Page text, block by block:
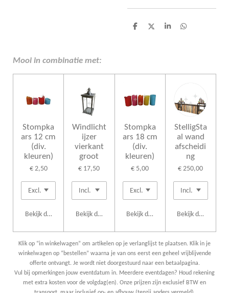
D
D
S
D
Mooi in combinatie met:
Stompka
ars 12 cm
(div.
kleuren)
€ 2,50
Bekijk details
Windlicht
ijzer
vierkant
groot
€ 17,50
Bekijk details
Stompka
ars 18 cm
(div.
kleuren)
€ 5,00
Bekijk details
StelligSta
al wand
afscheidi
ng
€ 250,00
Bekijk details
Klik op “in winkelwagen” om artikelen op je verlanglijst te plaatsen. Klik in je
winkelwagen op “bestellen” waarna je van ons eerst een geheel vrijblijvende
offerte ontvangt. Je wordt niet doorgestuurd naar een betaalpagina.
Vul bij opmerkingen jouw eventdatum in. Meerdere eventdagen? Houd rekening
met extra kosten voor de volgdag(en). Onze prijzen zijn exclusief BTW en